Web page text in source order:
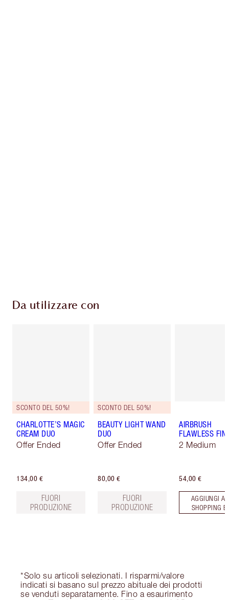
Da utilizzare con
SCONTO DEL 50%!
CHARLOTTE’S MAGIC
CREAM DUO
Offer Ended
134,00 €
FUORI
PRODUZIONE
SCONTO DEL 50%!
BEAUTY LIGHT WAND
DUO
Offer Ended
80,00 €
FUORI
PRODUZIONE
AIRBRUSH
FLAWLESS
2 Medium
54,00 €
AGGIUNGI
SHOPPING
*Solo su articoli selezionati. I risparmi/valore
indicati si basano sul prezzo abituale dei prodotti
se venduti separatamente. Fino a esaurimento